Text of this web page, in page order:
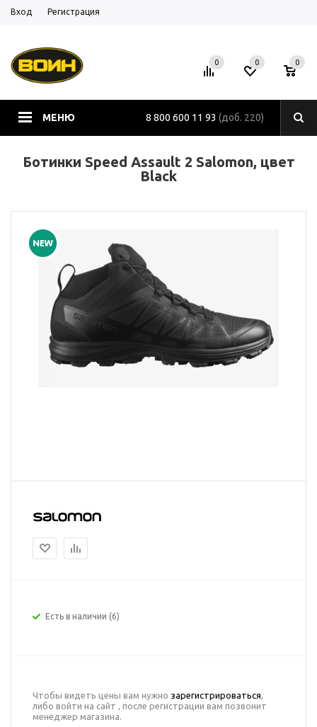
Вход Регистрация
МЕНЮ 8 800 600 11 93 (доб. 220)
0 0 0
Ботинки Speed Assault 2 Salomon, цвет
Black
Есть в наличии (6)
Чтобы видеть цены вам нужно зарегистрироваться,
либо войти на сайт , после регистрации вам позвонит
менеджер магазина.